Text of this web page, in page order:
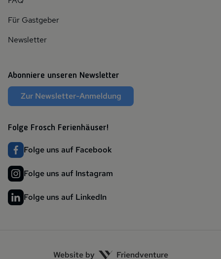
Für Gastgeber
Newsletter
Abonniere unseren Newsletter
Zur Newsletter-Anmeldung
Folge Frosch Ferienhäuser!
Folge uns auf Facebook
Folge uns auf Instagram
Folge uns auf LinkedIn
Website by Friendventure